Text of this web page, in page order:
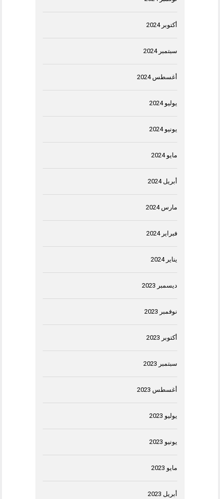
أكتوبر 2024
سبتمبر 2024
أغسطس 2024
يوليو 2024
يونيو 2024
مايو 2024
أبريل 2024
مارس 2024
فبراير 2024
يناير 2024
ديسمبر 2023
نوفمبر 2023
أكتوبر 2023
سبتمبر 2023
أغسطس 2023
يوليو 2023
يونيو 2023
مايو 2023
أبريل 2023